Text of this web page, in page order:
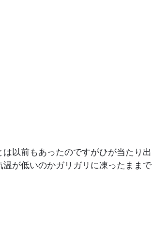
以前もあったのですがひが当たり出
が低いのかガリガリに凍ったままで